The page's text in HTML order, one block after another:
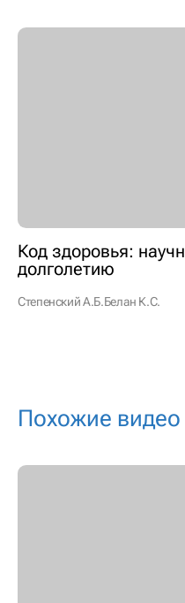
Код здоровья:
долголетию
Степенский А.Б.Белан К.С.
Похожие видео